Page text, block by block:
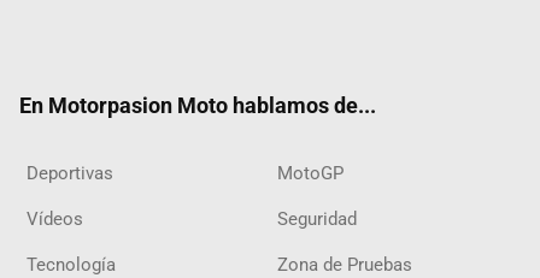
En Motorpasion Moto hablamos de...
Deportivas MotoGP
Vídeos Seguridad
Tecnología Zona de Pruebas